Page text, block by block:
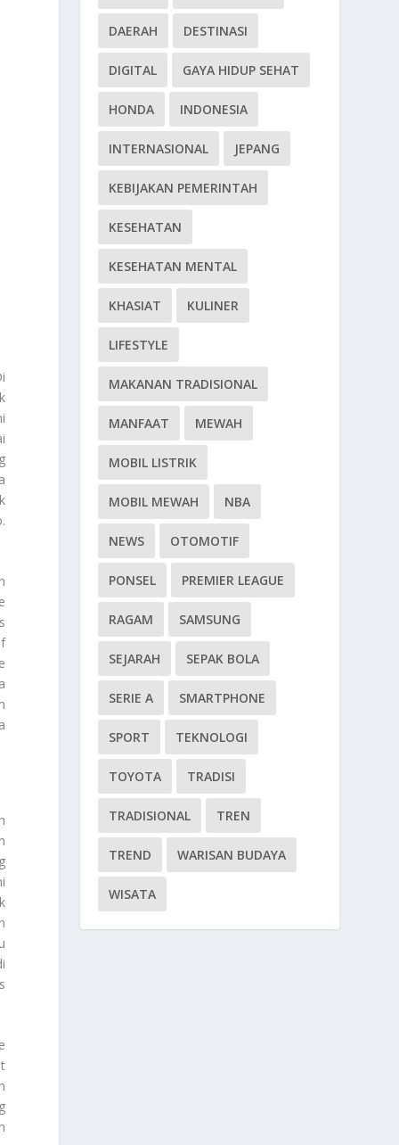
DAERAH DESTINASI
DIGITAL GAYA HIDUP SEHAT
HONDA INDONESIA
INTERNASIONAL JEPANG
KEBIJAKAN PEMERINTAH
KESEHATAN
KESEHATAN MENTAL
KHASIAT KULINER
LIFESTYLE
MAKANAN TRADISIONAL
MANFAAT MEWAH
MOBIL LISTRIK
MOBIL MEWAH NBA
NEWS OTOMOTIF
PONSEL PREMIER LEAGUE
RAGAM SAMSUNG
SEJARAH SEPAK BOLA
SERIE A SMARTPHONE
SPORT TEKNOLOGI
TOYOTA TRADISI
TRADISIONAL TREN
TREND WARISAN BUDAYA
WISATA